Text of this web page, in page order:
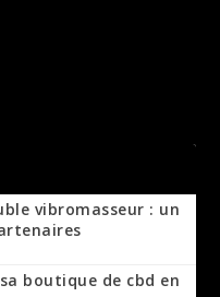
vibromasseur : un
boutique de cbd en